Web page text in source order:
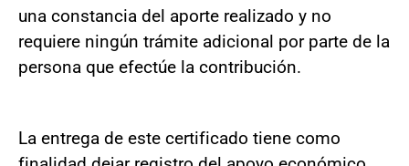
una constancia del aporte realizado y no
requiere ningún trámite adicional por parte de la
persona que efectúe la contribución.
La entrega de este certificado tiene como